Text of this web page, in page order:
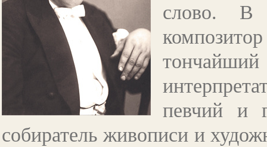
слово. В
певчий и
собиратель живописи и